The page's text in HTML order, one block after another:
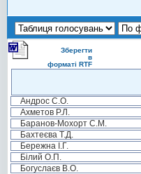
Зберегти
в
форматі RTF
Андрос С.О.
Ахметов Р.Л.
Баранов-Мохорт С.М.
Бахтеєва Т.Д.
Бережна І.Г.
Білий О.П.
Богуслаєв В.О.